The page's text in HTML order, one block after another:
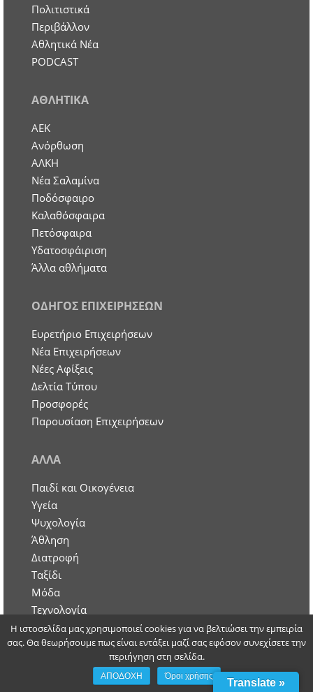
Πολιτιστικά
Περιβάλλον
Αθλητικά Νέα
PODCAST
ΑΘΛΗΤΙΚΑ
ΑΕΚ
Ανόρθωση
ΑΛΚΗ
Νέα Σαλαμίνα
Ποδόσφαιρο
Καλαθόσφαιρα
Πετόσφαιρα
Υδατοσφάιριση
Άλλα αθλήματα
ΟΔΗΓΟΣ ΕΠΙΧΕΙΡΗΣΕΩΝ
Ευρετήριο Επιχειρήσεων
Nέα Επιχειρήσεων
Νέες Αφίξεις
Δελτία Τύπου
Προσφορές
Παρουσίαση Επιχειρήσεων
ΑΛΛΑ
Παιδί και Οικογένεια
Υγεία
Ψυχολογία
Άθληση
Διατροφή
Ταξίδι
Μόδα
Τεχνολογία
Αυτοκίνητο
SOCIAL MEDIA
Translate »
Η ιστοσελίδα μας χρησιμοποιεί cookies για να βελτιώσει την εμπειρία
σας. Θα θεωρήσουμε πως είναι εντάξει μαζί σας εφόσον συνεχίσετε την
περιήγηση στη σελίδα.
ΑΠΟΔΟΧΗ Όροι χρήσης